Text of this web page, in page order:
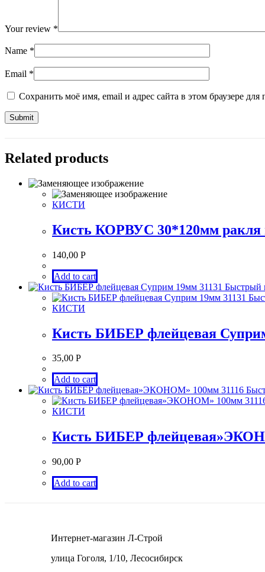
Your review *
Name *
Email *
Сохранить моё имя, email и адрес сайта в этом браузере
Related products
КИСТИ
Кисть КОРВУС 30*120мм
140,00 Р
Add to cart
Быстрый
КИСТИ
Кисть БИБЕР флейцевая
35,00 Р
Add to cart
КИСТИ
Кисть БИБЕР
90,00 Р
Add to cart
Интернет-магазин Л-Строй
улица Гоголя, 1/10, Лесосибирск